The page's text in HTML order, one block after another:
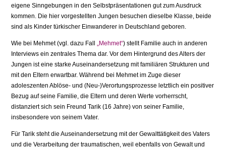
eigene Sinngebungen in den Selbstpräsentationen gut zum Ausdruck
kommen. Die hier vor­gestellten Jungen besuchen dieselbe Klasse, beide
sind als Kinder türkischer Einwande­rer in Deutschland geboren.
Wie bei Mehmet (vgl. dazu Fall„Mehmet“) stellt Familie auch in anderen
Interviews ein zentrales Thema dar. Vor dem Hintergrund des Alters der
Jungen ist eine starke Auseinandersetzung mit familiären Strukturen und
mit den Eltern erwartbar. Während bei Mehmet im Zuge dieser
adoleszenten Ablöse- und (Neu-)Verortungsprozesse letztlich ein positiver
Bezug auf seine Familie, die Eltern und deren Werte vorherrscht,
distanziert sich sein Freund Tarik (16 Jahre) von seiner Familie,
insbesondere von seinem Vater.
Für Tarik steht die Auseinandersetzung mit der Gewalttätigkeit des Vaters
und die Verarbeitung der traumatischen, weil ebenfalls von Gewalt und